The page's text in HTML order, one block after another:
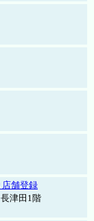
店舗登録
津田1階